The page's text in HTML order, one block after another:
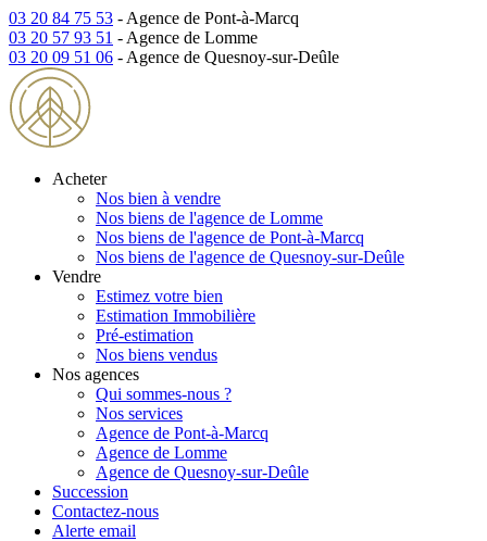
03 20 84 75 53 - Agence de Pont-à-Marcq
03 20 57 93 51 - Agence de Lomme
03 20 09 51 06 - Agence de Quesnoy-sur-Deûle
Acheter
Nos bien à vendre
Nos biens de l'agence de Lomme
Nos biens de l'agence de Pont-à-Marcq
Nos biens de l'agence de Quesnoy-sur-Deûle
Vendre
Estimez votre bien
Estimation Immobilière
Pré-estimation
Nos biens vendus
Nos agences
Qui sommes-nous ?
Nos services
Agence de Pont-à-Marcq
Agence de Lomme
Agence de Quesnoy-sur-Deûle
Succession
Contactez-nous
Alerte email